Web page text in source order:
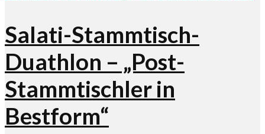
Salati-Stammtisch-
Duathlon – „Post-
Stammtischler in
Bestform“